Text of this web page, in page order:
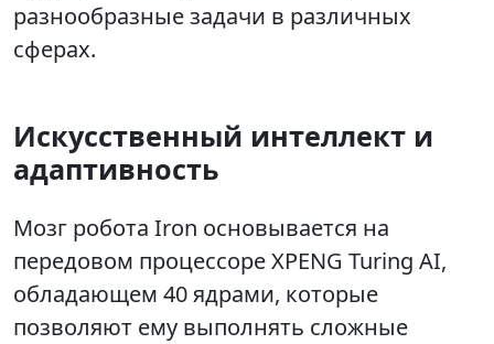
разнообразные задачи в различных
сферах.
Искусственный интеллект и
адаптивность
Мозг робота Iron основывается на
передовом процессоре XPENG Turing AI,
обладающем 40 ядрами, которые
позволяют ему выполнять сложные